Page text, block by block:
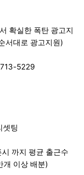
확실한 폭탄 광고지
서대로 광고지원)
5229
팅
까지 평균 출근수
개 이상 배분)